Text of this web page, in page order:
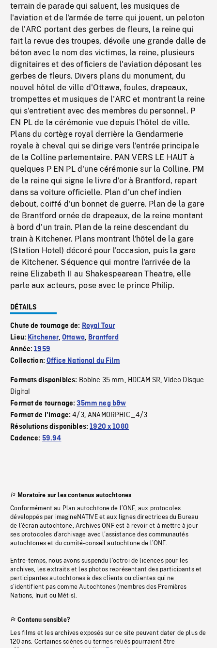
terrain de parade qui saluent, les musiques de
l'aviation et de l'armée de terre qui jouent, un peloton
de l'ARC portant des gerbes de fleurs, la reine qui
fait la revue des troupes, dévoile une grande dalle de
béton avec le nom des victimes, la reine, plusieurs
dignitaires et des officiers de l'aviation déposant les
gerbes de fleurs. Divers plans du monument, du
nouvel hôtel de ville d'Ottawa, foules, drapeaux,
trompettes et musiques de l'ARC et montrant la reine
qui s'entretient avec des membres du personnel. P
EN PL de la cérémonie vue depuis l'hôtel de ville.
Plans du cortège royal derrière la Gendarmerie
royale à cheval qui se dirige vers l'entrée principale
de la Colline parlementaire. PAN VERS LE HAUT à
quelques P EN PL d'une cérémonie sur la Colline. PM
de la reine qui signe le livre d'or à Brantford, repart
dans sa voiture officielle. Plan d'un chef indien
debout, coiffé d'un bonnet de guerre. Plan de la gare
de Brantford ornée de drapeaux, de la reine montant
à bord d'un train. Plan de la reine descendant du
train à Kitchener. Plans montrant l'hôtel de la gare
(Station Hotel) décoré pour l'occasion, puis la gare
de Kitchener. Séquence qui montre l'arrivée de la
reine Elizabeth II au Shakespearean Theatre, elle
parle aux acteurs, pose avec le prince Philip.
DÉTAILS
Chute de tournage de: Royal Tour
Lieu: Kitchener, Ottawa, Brantford
Année:1959
Collection:Office National du Film
Formats disponibles: Bobine 35 mm, HDCAM SR,Video Disque
Digital
Format de tournage:35mm neg b&w
Format de l'image:4/3,ANAMORPHIC_4/3
Résolutions disponibles:1920 x 1080
Cadence: 59.94
Moratoire sur les contenus autochtones
Conformément au Plan autochtone de l’ONF, aux protocoles
développés par imagineNATIVE et aux lignes directrices du Bureau
de l’écran autochtone, Archives ONF est à revoir et à mettre à jour
ses protocoles d’archivage avec l’assistance des communautés
autochtones et du comité-conseil autochtone de l’ONF.
Entre-temps, nous avons suspendu l’octroi de licences pour les
archives, les extraits et les photos représentant des participants et
participantes autochtones à des clients ou clientes qui ne
s’identifient pas comme Autochtones (membres des Premières
Nations, Inuit ou Métis).
Contenu sensible?
Les films et les archives exposés sur ce site peuvent dater de plus de
120 ans. Certaines scènes ou termes reliés pourraient être